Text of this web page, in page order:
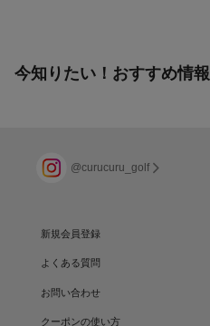
今知りたい！おすすめ情報
@curucuru_golf
新規会員登録
よくある質問
お問い合わせ
クーポンの使い方